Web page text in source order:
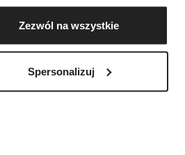
Zezwól na wszystkie
Spersonalizuj